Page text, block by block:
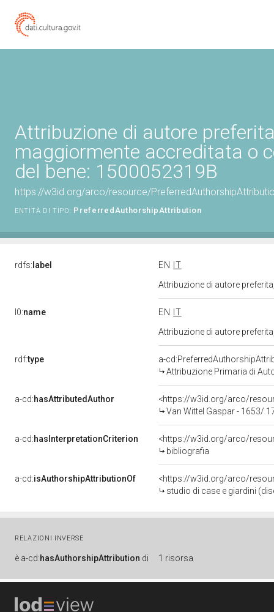
Attribuzione di autore
maggiormente accreditata o
del bene: 1500052319B
https://w3id.org/arco/resource/
ENTITÀ DI TIPO: PreferredAuthorshipAttribution
rdfs: label EN
IT
Attribuzione di autore
l0:name EN
IT
Attribuzione di autore
rdf:type
a-
Attribuzione Primaria di
a-cd:hasAttributedAuthor
<https://w3id.org/arco/
Van Wittel Gaspar - 1653/
a-cd:hasInterpretationCriterion
<https://w3id.org/arco/
bibliografia
a-cd:isAuthorshipAttributionOf
<https://w3id.org/arco/
studio di case e giardini
RELAZIONI INVERSE
è a-cd:hasAuthorshipAttribution di 1 risorsa